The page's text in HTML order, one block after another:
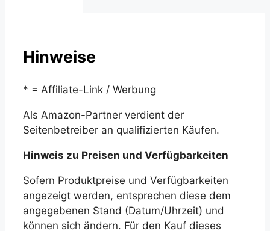
Hinweise
* = Affiliate-Link / Werbung
Als Amazon-Partner verdient der
Seitenbetreiber an qualifizierten Käufen.
Hinweis zu Preisen und Verfügbarkeiten
Sofern Produktpreise und Verfügbarkeiten
angezeigt werden, entsprechen diese dem
angegebenen Stand (Datum/Uhrzeit) und
können sich ändern. Für den Kauf dieses